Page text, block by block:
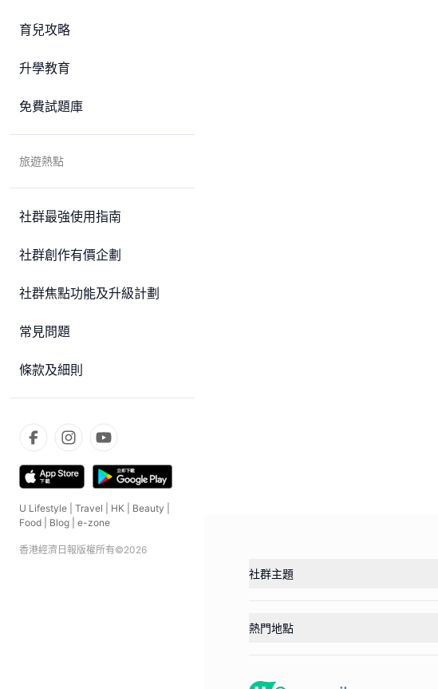
育兒攻略
升學教育
免費試題庫
旅遊熱點
社群最強使用指南
社群創作有價企劃
社群焦點功能及升級計劃
常見問題
條款及細則
U Lifestyle Travel HK Beauty
Food
Blog e-zone
香港經濟日報版權所有©2026
社群主題
熱門地點